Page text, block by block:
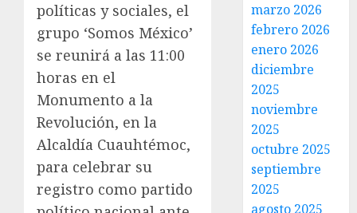
políticas y sociales, el
grupo ‘Somos México’
se reunirá a las 11:00
horas en el
Monumento a la
Revolución, en la
Alcaldía Cuauhtémoc,
para celebrar su
registro como partido
marzo 2026
febrero 2026
enero 2026
diciembre
2025
noviembre
2025
octubre 2025
septiembre
2025
agosto 2025